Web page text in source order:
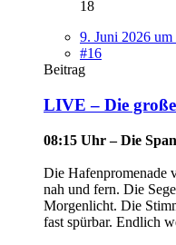
18
9. Juni 2026 um
#16
Beitrag
LIVE – Die
08:15 Uhr – Die
Die Hafenpromenade
nah und fern. Die
Morgenlicht. Die
fast spürbar. Endlich